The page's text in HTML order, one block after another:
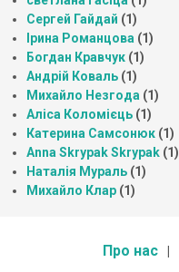
Сергей Гайдай (1)
Ірина Романцова (1)
Богдан Кравчук (1)
Андрій Коваль (1)
Михайло Незгода (1)
Аліса Коломієць (1)
Катерина Самсонюк (1)
Anna Skrypak Skrypak (1)
Наталія Мураль (1)
Михайло Клар (1)
Про нас